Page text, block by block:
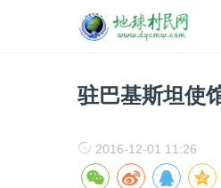
驻巴基斯坦使
2016-12-01 11:26